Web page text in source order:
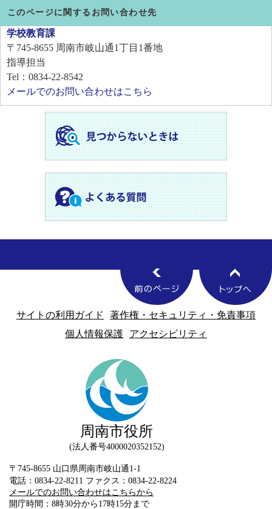
このページに関するお問い合わせ先
学校教育課
〒745-8655 周南市岐山通1丁目1番地
指導担当
Tel：0834-22-8542
メールでのお問い合わせはこちら
サイトの利用ガイド
著作権・セキュリティ・免責事項
個人情報保護
アクセシビリティ
周南市役所
法人番号4000020352152
〒745-8655 山口県周南市岐山通1-1
電話：0834-22-8211 ファクス：0834-22-8224
メールでのお問い合わせはこちらから
開庁時間：8時30分から17時15分まで